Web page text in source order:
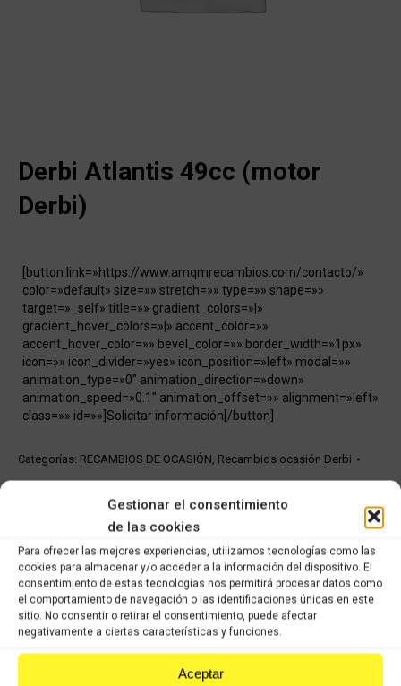
Gestionar el consentimiento
de las cookies
Para ofrecer las mejores experiencias, utilizamos tecnologías como las
cookies para almacenar y/o acceder a la información del dispositivo. El
consentimiento de estas tecnologías nos permitirá procesar datos como
el comportamiento de navegación o las identificaciones únicas en este
sitio. No consentir o retirar el consentimiento, puede afectar
negativamente a ciertas características y funciones.
Aceptar
Derbi Atlantis 49cc (motor
Derbi)
[button link=»https://www.amqmrecambios.com/contacto/»
color=»default» size=»» stretch=»» type=»» shape=»»
target=»_self» title=»» gradient_colors=»|»
gradient_hover_colors=»|» accent_color=»»
accent_hover_color=»» bevel_color=»» border_width=»1px»
icon=»» icon_divider=»yes» icon_position=»left» modal=»»
animation_type=»0″ animation_direction=»down»
animation_speed=»0.1″ animation_offset=»» alignment=»left»
class=»» id=»»]Solicitar información[/button]
Categorías: RECAMBIOS DE OCASIÓN, Recambios ocasión Derbi
Share this product
Share
on
X
Share
on
Facebook
Share
on
Pinterest
Share
on
LinkedIn
Productos relacionados